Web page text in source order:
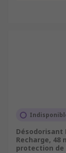
Désodorisant
Recharge, 48
protection de